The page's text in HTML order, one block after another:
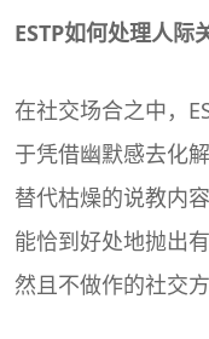
ESTP如何处理人际
在社交场合之中，
于凭借幽默感去化
替代枯燥的说教内
能恰到好处地抛出
然且不做作的社交